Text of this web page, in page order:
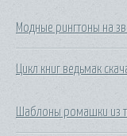
Модные рингтоны на
Цикл книг ведьмак
Шаблоны ромашки из